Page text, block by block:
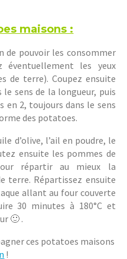
maisons :
de pouvoir les consommer
éventuellement les yeux
de terre). Coupez ensuite
sens de la longueur, puis
en 2, toujours dans le sens
des potatoes.
d’olive, l’ail en poudre, le
ensuite les pommes de
répartir au mieux la
terre. Répartissez ensuite
allant au four couverte
30 minutes à 180°C et
🙂 .
ces potatoes maisons
!